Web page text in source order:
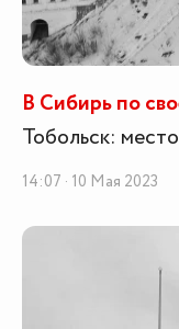
В Сибирь по
Тобольск:
14:07 · 10 Мая 2023